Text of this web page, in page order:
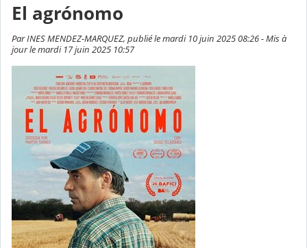
El agrónomo
Par INES MENDEZ-MARQUEZ, publié le mardi 10 juin 2025 08:26 - Mis à
jour le mardi 17 juin 2025 10:57